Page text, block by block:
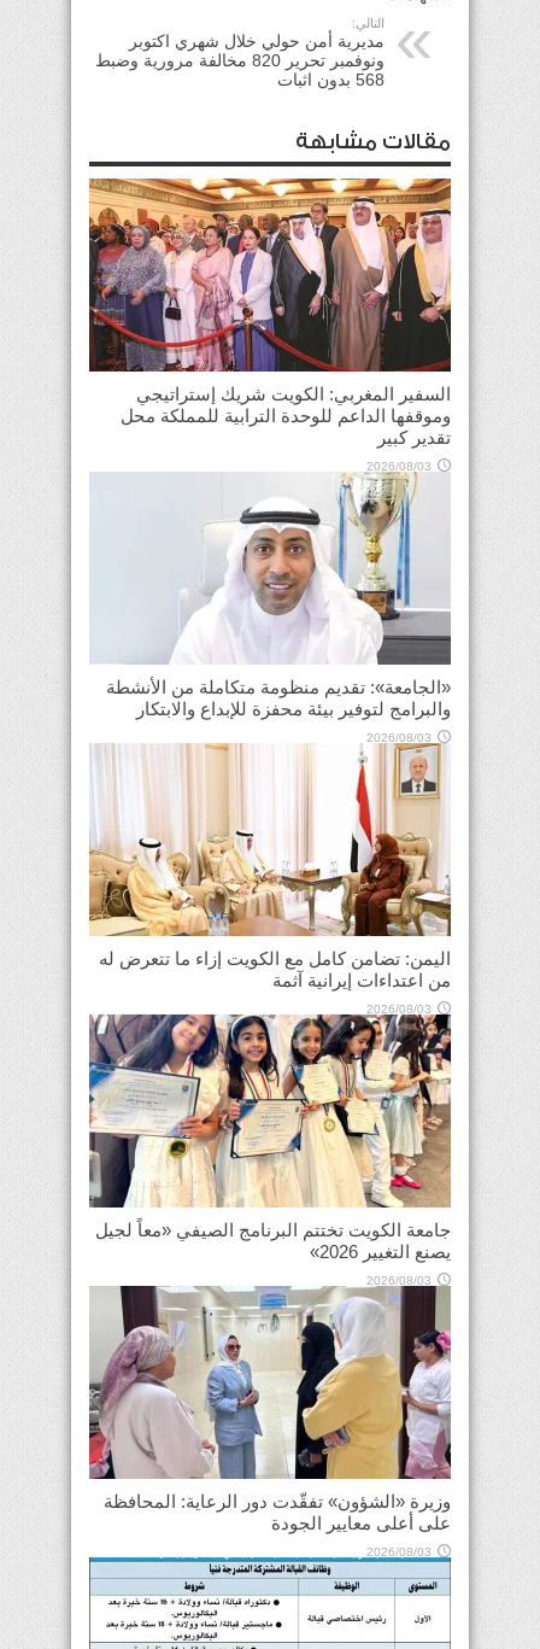
التالي:
مديرية أمن حولي خلال شهري اكتوبر
ونوفمبر تحرير 820 مخالفة مرورية وضبط
568 بدون اثبات
مقالات مشابهة
السفير المغربي: الكويت شريك إستراتيجي
وموقفها الداعم للوحدة الترابية للمملكة محل
تقدير كبير
2026/08/03
«الجامعة»: تقديم منظومة متكاملة من الأنشطة
والبرامج لتوفير بيئة محفزة للإبداع والابتكار
2026/08/03
اليمن: تضامن كامل مع الكويت إزاء ما تتعرض له
من اعتداءات إيرانية آثمة
2026/08/03
جامعة الكويت تختتم البرنامج الصيفي «معاً لجيل
يصنع التغيير 2026»
2026/08/03
وزيرة «الشؤون» تفقّدت دور الرعاية: المحافظة
على أعلى معايير الجودة
2026/08/03